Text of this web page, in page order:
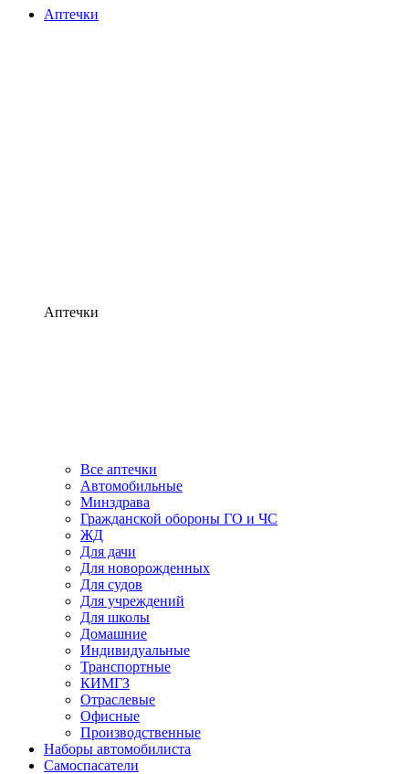
Аптечки
Аптечки
Все аптечки
Автомобильные
Минздрава
Гражданской обороны ГО и ЧС
ЖД
Для дачи
Для новорожденных
Для судов
Для учреждений
Для школы
Домашние
Индивидуальные
Транспортные
КИМГЗ
Отраслевые
Офисные
Производственные
Наборы автомобилиста
Самоспасатели